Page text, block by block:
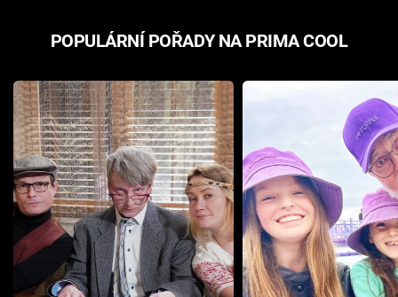
POPULÁRNÍ POŘADY NA PRIMA COOL